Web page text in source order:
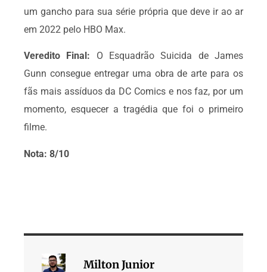
um gancho para sua série própria que deve ir ao ar
em 2022 pelo HBO Max.
Veredito Final: O Esquadrão Suicida de James
Gunn consegue entregar uma obra de arte para os
fãs mais assíduos da DC Comics e nos faz, por um
momento, esquecer a tragédia que foi o primeiro
filme.
Nota: 8/10
Milton Junior